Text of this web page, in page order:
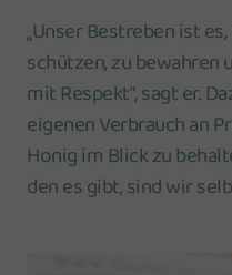
„Unser Bestreben ist
schützen, zu bewahren
mit Respekt“, sagt er.
eigenen Verbrauch an
Honig im Blick zu
den es gibt, sind wir